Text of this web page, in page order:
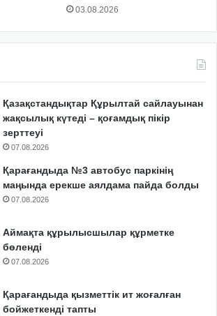
03.08.2026
Қазақстандықтар Құрылтай сайлауынан
жақсылық күтеді – қоғамдық пікір
зерттеуі
07.08.2026
Қарағандыда №3 автобус паркінің
маңында ерекше аялдама пайда болды
07.08.2026
Аймақта құрылысшылар құрметке
бөленді
07.08.2026
Қарағандыда қызметтік ит жоғалған
бойжеткенді тапты